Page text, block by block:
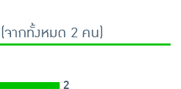
(จากทั้งหมด 2 คน)